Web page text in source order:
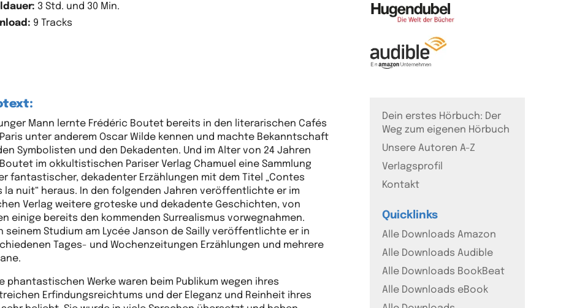
3 Std. und 30 Min.
9 Tracks
Mann lernte Frédéric Boutet bereits in den literarischen Cafés
unter anderem Oscar Wilde kennen und machte Bekanntschaft
Symbolisten und den Dekadenten. Und im Alter von 24 Jahren
im okkultistischen Pariser Verlag Chamuel eine Sammlung
fantastischer, dekadenter Erzählungen mit dem Titel „Contes
la nuit“ heraus. In den folgenden Jahren veröffentlichte er im
Verlag weitere groteske und dekadente Geschichten, von
einige bereits den kommenden Surrealismus vorwegnahmen.
seinem Studium am Lycée Janson de Sailly veröffentlichte er in
Tages- und Wochenzeitungen Erzählungen und mehrere
phantastischen Werke waren beim Publikum wegen ihres
Erfindungsreichtums und der Eleganz und Reinheit ihres
Dein erstes Hörbuch: Der
Weg zum eigenen Hörbuch
Unsere Autoren A-Z
Verlagsprofil
Kontakt
Quicklinks
Alle Downloads Amazon
Alle Downloads Audible
Alle Downloads BookBeat
Alle Downloads eBook